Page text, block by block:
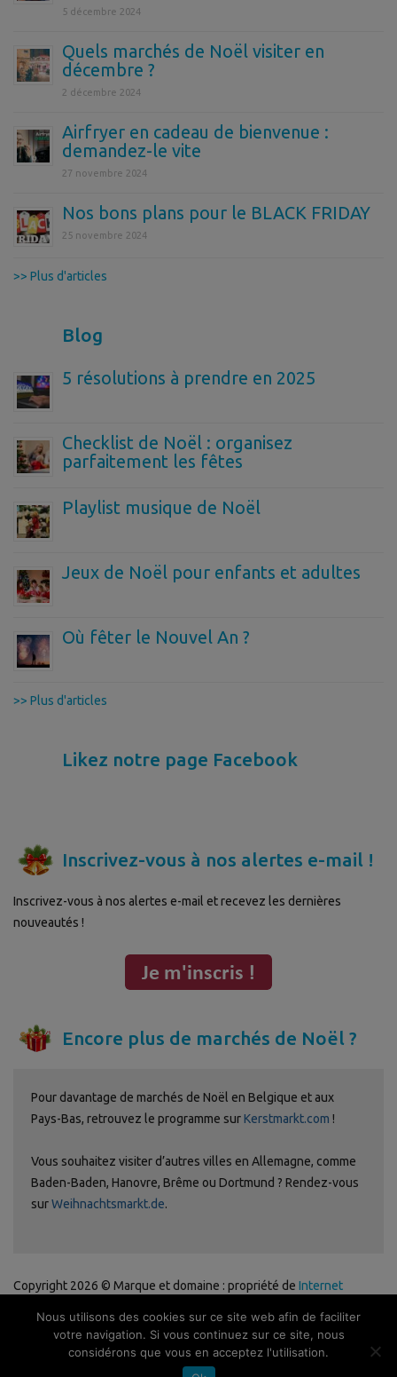
5 décembre 2024
Quels marchés de Noël visiter en
décembre ?
2 décembre 2024
Airfryer en cadeau de bienvenue :
demandez-le vite
27 novembre 2024
Nos bons plans pour le BLACK FRIDAY
25 novembre 2024
>> Plus d'articles
Blog
5 résolutions à prendre en 2025
Checklist de Noël : organisez
parfaitement les fêtes
Playlist musique de Noël
Jeux de Noël pour enfants et adultes
Où fêter le Nouvel An ?
>> Plus d'articles
Likez notre page Facebook
Inscrivez-vous à nos alertes e-mail !
Inscrivez-vous à nos alertes e-mail et recevez les dernières
nouveautés !
Encore plus de marchés de Noël ?
Pour davantage de marchés de Noël en Belgique et aux
Pays-Bas, retrouvez le programme surKerstmarkt.com !
Vous souhaitez visiter d’autres villes en Allemagne, comme
Baden-Baden, Hanovre, Brême ou Dortmund ? Rendez-vous
surWeihnachtsmarkt.de.
Copyright 2026 © Marque et domaine : propriété de Internet
Politique de confidentialité -Avertissement -Publicité -Contact
Newsletter
Nous utilisons des cookies sur ce site web afin de faciliter
votre navigation. Si vous continuez sur ce site, nous
considérons que vous en acceptez l'utilisation.